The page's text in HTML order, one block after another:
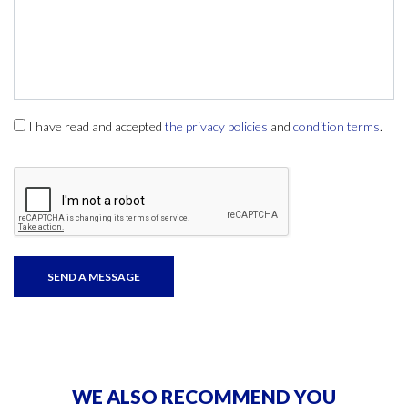
I have read and accepted the privacy policies and condition terms.
WE ALSO RECOMMEND YOU